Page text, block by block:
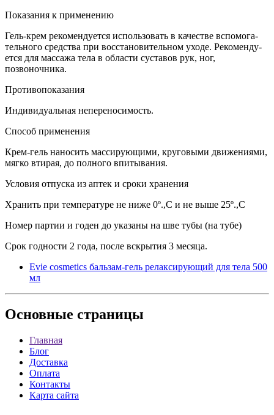
Показания к применению
Гель-крем рекомендуется использовать в качестве вспомога-
тельного средства при восстановительном уходе. Рекоменду-
ется для массажа тела в области суставов рук, ног,
позвоночника.
Противопоказания
Индивидуальная непереносимость.
Способ применения
Крем-гель наносить массирующими, круговыми движениями,
мягко втирая, до полного впитывания.
Условия отпуска из аптек и сроки хранения
Хранить при температуре не ниже 0º.,С и не выше 25º.,С
Номер партии и годен до указаны на шве тубы (на тубе)
Срок годности 2 года, после вскрытия 3 месяца.
Evie cosmetics бальзам-гель релаксирующий для тела 500
мл
Основные страницы
Главная
Блог
Доставка
Оплата
Контакты
Карта сайта